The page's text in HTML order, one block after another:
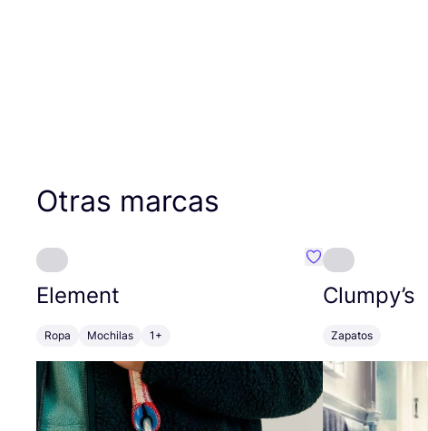
Otras marcas
Element
Ropa Mochilas 1+
Favoritos {nombre}
Clumpy’s
Zapatos